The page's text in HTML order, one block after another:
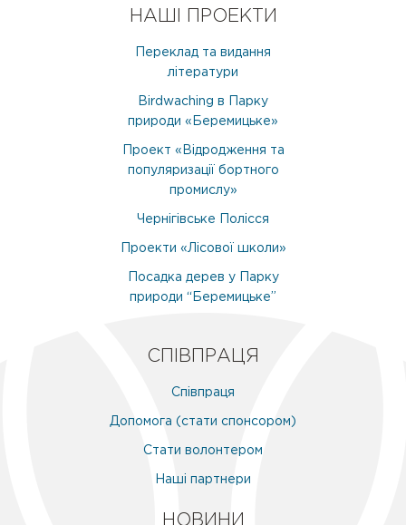
НАШІ ПРОЕКТИ
Переклад та видання
літератури
Birdwaching в Парку
природи «Беремицьке»
Проект «Відродження та
популяризації бортного
промислу»
Чернігівське Полісся
Проекти «Лісової школи»
Посадка дерев у Парку
природи “Беремицьке”
СПІВПРАЦЯ
Співпраця
Допомога (стати спонсором)
Стати волонтером
Наші партнери
НОВИНИ